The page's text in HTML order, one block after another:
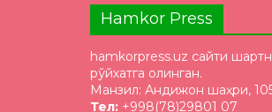
Hamkor Press
hamkorpress.uz сайти
рўйхатга олинган.
Манзил: Андижон шаҳри,
Тел: +998(78)29801 07